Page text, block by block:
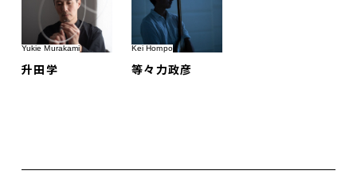
Yukie Murakami
升田学
Kei Hompo
等々力政彦